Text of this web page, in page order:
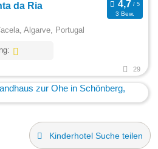
da Ria
3 Bew.
Algarve, Portugal
29
Kinderhotel Suche teilen